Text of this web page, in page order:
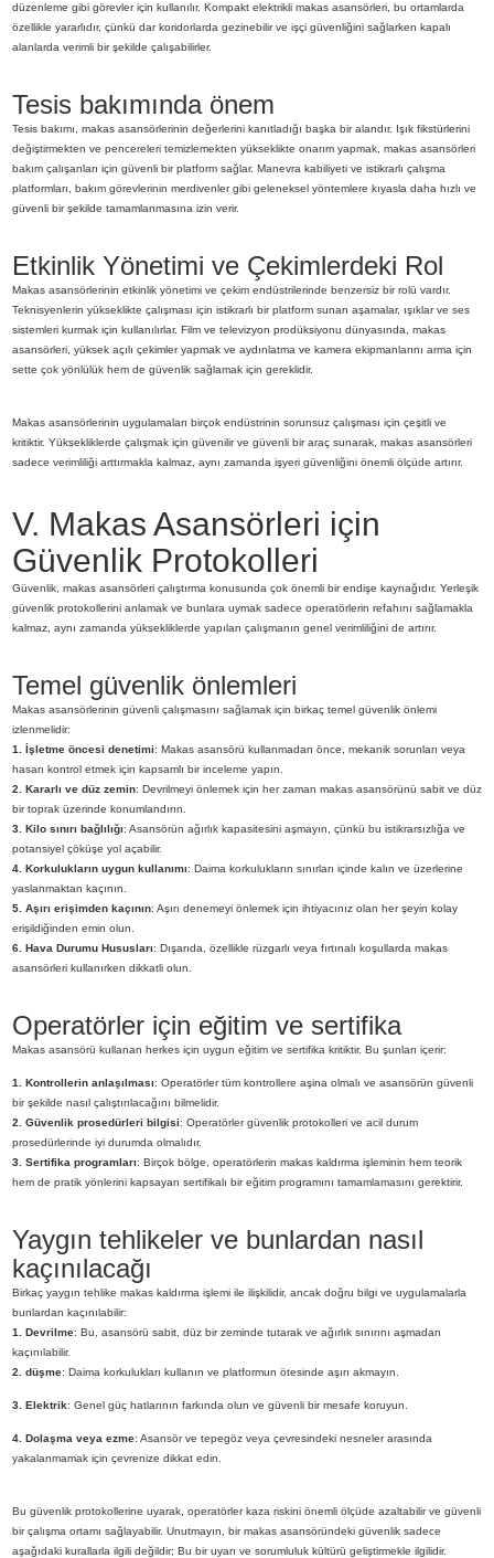
düzenleme gibi görevler için kullanılır. Kompakt elektrikli makas asansörleri, bu ortamlarda
özellikle yararlıdır, çünkü dar koridorlarda gezinebilir ve işçi güvenliğini sağlarken kapalı
alanlarda verimli bir şekilde çalışabilirler.
Tesis bakımında önem
Tesis bakımı, makas asansörlerinin değerlerini kanıtladığı başka bir alandır. Işık fikstürlerini
değiştirmekten ve pencereleri temizlemekten yükseklikte onarım yapmak, makas asansörleri
bakım çalışanları için güvenli bir platform sağlar. Manevra kabiliyeti ve istikrarlı çalışma
platformları, bakım görevlerinin merdivenler gibi geleneksel yöntemlere kıyasla daha hızlı ve
güvenli bir şekilde tamamlanmasına izin verir.
Etkinlik Yönetimi ve Çekimlerdeki Rol
Makas asansörlerinin etkinlik yönetimi ve çekim endüstrilerinde benzersiz bir rolü vardır.
Teknisyenlerin yükseklikte çalışması için istikrarlı bir platform sunan aşamalar, ışıklar ve ses
sistemleri kurmak için kullanılırlar. Film ve televizyon prodüksiyonu dünyasında, makas
asansörleri, yüksek açılı çekimler yapmak ve aydınlatma ve kamera ekipmanlarını arma için
sette çok yönlülük hem de güvenlik sağlamak için gereklidir.
Makas asansörlerinin uygulamaları birçok endüstrinin sorunsuz çalışması için çeşitli ve
kritiktir. Yüksekliklerde çalışmak için güvenilir ve güvenli bir araç sunarak, makas asansörleri
sadece verimliliği arttırmakla kalmaz, aynı zamanda işyeri güvenliğini önemli ölçüde artırır.
V. Makas Asansörleri için
Güvenlik Protokolleri
Güvenlik, makas asansörleri çalıştırma konusunda çok önemli bir endişe kaynağıdır. Yerleşik
güvenlik protokollerini anlamak ve bunlara uymak sadece operatörlerin refahını sağlamakla
kalmaz, aynı zamanda yüksekliklerde yapılan çalışmanın genel verimliliğini de artırır.
Temel güvenlik önlemleri
Makas asansörlerinin güvenli çalışmasını sağlamak için birkaç temel güvenlik önlemi
izlenmelidir:
1. İşletme öncesi denetimi: Makas asansörü kullanmadan önce, mekanik sorunları veya
hasarı kontrol etmek için kapsamlı bir inceleme yapın.
2. Kararlı ve düz zemin: Devrilmeyi önlemek için her zaman makas asansörünü sabit ve düz
bir toprak üzerinde konumlandırın.
3. Kilo sınırı bağlılığı: Asansörün ağırlık kapasitesini aşmayın, çünkü bu istikrarsızlığa ve
potansiyel çöküşe yol açabilir.
4. Korkulukların uygun kullanımı: Daima korkulukların sınırları içinde kalın ve üzerlerine
yaslanmaktan kaçının.
5. Aşırı erişimden kaçının: Aşırı denemeyi önlemek için ihtiyacınız olan her şeyin kolay
erişildiğinden emin olun.
6. Hava Durumu Hususları: Dışarıda, özellikle rüzgarlı veya fırtınalı koşullarda makas
asansörleri kullanırken dikkatli olun.
Operatörler için eğitim ve sertifika
Makas asansörü kullanan herkes için uygun eğitim ve sertifika kritiktir. Bu şunları içerir:
1. Kontrollerin anlaşılması: Operatörler tüm kontrollere aşina olmalı ve asansörün güvenli
bir şekilde nasıl çalıştırılacağını bilmelidir.
2. Güvenlik prosedürleri bilgisi: Operatörler güvenlik protokolleri ve acil durum
prosedürlerinde iyi durumda olmalıdır.
3. Sertifika programları: Birçok bölge, operatörlerin makas kaldırma işleminin hem teorik
hem de pratik yönlerini kapsayan sertifikalı bir eğitim programını tamamlamasını gerektirir.
Yaygın tehlikeler ve bunlardan nasıl
kaçınılacağı
Birkaç yaygın tehlike makas kaldırma işlemi ile ilişkilidir, ancak doğru bilgi ve uygulamalarla
bunlardan kaçınılabilir:
1. Devrilme: Bu, asansörü sabit, düz bir zeminde tutarak ve ağırlık sınırını aşmadan
kaçınılabilir.
2. düşme: Daima korkulukları kullanın ve platformun ötesinde aşırı akmayın.
3. Elektrik: Genel güç hatlarının farkında olun ve güvenli bir mesafe koruyun.
4. Dolaşma veya ezme: Asansör ve tepegöz veya çevresindeki nesneler arasında
yakalanmamak için çevrenize dikkat edin.
Bu güvenlik protokollerine uyarak, operatörler kaza riskini önemli ölçüde azaltabilir ve güvenli
bir çalışma ortamı sağlayabilir. Unutmayın, bir makas asansöründeki güvenlik sadece
aşağıdaki kurallarla ilgili değildir; Bu bir uyarı ve sorumluluk kültürü geliştirmekle ilgilidir.